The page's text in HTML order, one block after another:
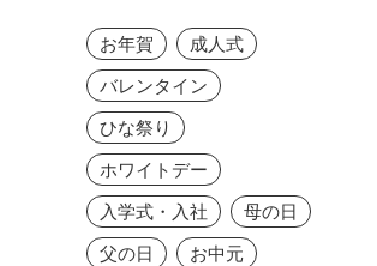
お年賀
成人式
バレンタイン
ひな祭り
ホワイトデー
入学式・入社
母の日
父の日
お中元